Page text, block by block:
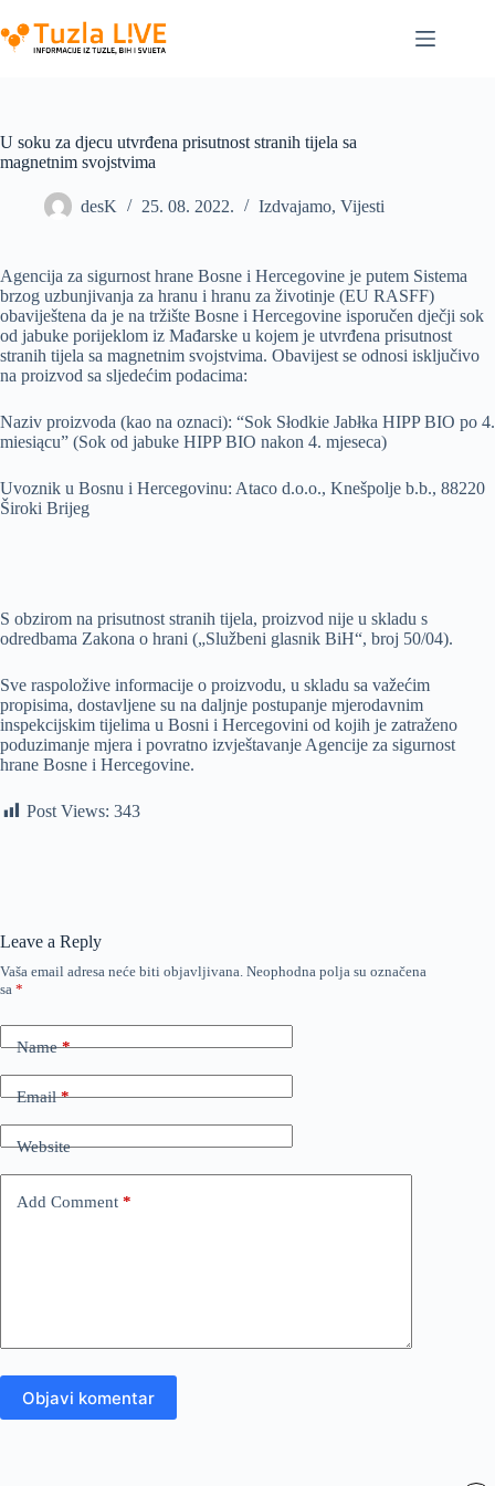
to
content
U soku za djecu utvrđena prisutnost stranih tijela sa
magnetnim svojstvima
desK 25. 08. 2022. Izdvajamo, Vijesti
Agencija za sigurnost hrane Bosne i Hercegovine je putem Sistema
brzog uzbunjivanja za hranu i hranu za životinje (EU RASFF)
obaviještena da je na tržište Bosne i Hercegovine isporučen dječji sok
od jabuke porijeklom iz Mađarske u kojem je utvrđena prisutnost
stranih tijela sa magnetnim svojstvima. Obavijest se odnosi isključivo
na proizvod sa sljedećim podacima:
Naziv proizvoda (kao na oznaci): “Sok Słodkie Jabłka HIPP BIO po 4.
miesiącu” (Sok od jabuke HIPP BIO nakon 4. mjeseca)
Uvoznik u Bosnu i Hercegovinu: Ataco d.o.o., Knešpolje b.b., 88220
Široki Brijeg
S obzirom na prisutnost stranih tijela, proizvod nije u skladu s
odredbama Zakona o hrani („Službeni glasnik BiH“, broj 50/04).
Sve raspoložive informacije o proizvodu, u skladu sa važećim
propisima, dostavljene su na daljnje postupanje mjerodavnim
inspekcijskim tijelima u Bosni i Hercegovini od kojih je zatraženo
poduzimanje mjera i povratno izvještavanje Agencije za sigurnost
hrane Bosne i Hercegovine.
Post Views: 343
Leave a Reply
Vaša email adresa neće biti objavljivana. Neophodna polja su označena
sa *
Name*
Email*
Website
Add Comment *
Objavi komentar